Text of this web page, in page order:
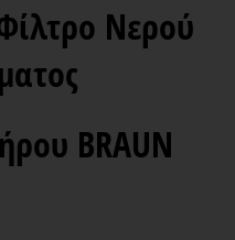
Νερού
BRAUN